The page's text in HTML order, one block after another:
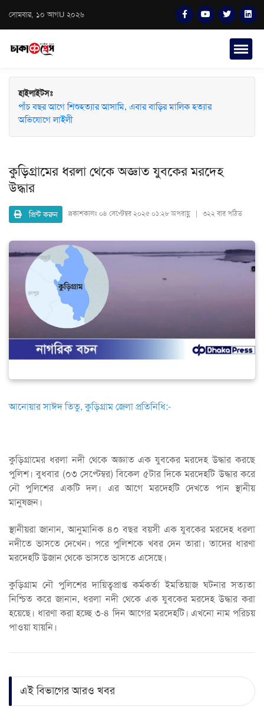
সোমবার, ১০ আগU ২০২৬
হাইলাইটসঃ
পাঁচ বছর আগে শিশুহত্যার আসামি, এবার বাড়ির মালিক হত্যার
অভিযোগে লাইলী
কুড়িগ্রামের ধরলা থেকে অজ্ঞাত যুবকের মরদেহ
উদ্ধার
প্রিন্ট করুন প্রকাশকালঃ ০৪ সেপ্টেম্বর ২০২৫ ০১:২৮ অপরাহ্ণ | ৩২২ বার পঠিত
আনোয়ার সাঈদ তিতু, কুড়িগ্রাম জেলা প্রতিনিধি:-
কুড়িগ্রামের ধরলা নদী থেকে অজ্ঞাত এক যুবকের মরদেহ উদ্ধার করছে
পুলিশ। বুধবার (০৩ সেপ্টেম্বর) বিকেল ৫টার দিকে মরদেহটি উদ্ধার করে
নৌ পুলিশের একটি দল। এর আগে মরদেহটি দেখতে পান স্থানীয়
মানুষজন।
স্থানীয়রা জানান, আনুমানিক ৪০ বছর বয়সী এক যুবকের মরদেহ ধরলা
নদীতে ভাসতে দেখেন। পরে পুলিশকে খবর দেন তারা। তাদের ধারণা
মরদেহটি উজান থেকে ভাসতে ভাসতে এসেছে।
কুড়িগ্রাম নৌ পুলিশের দায়িত্বপ্রাপ্ত কর্মকর্তা ইমতিয়াজ ঘটনার সত্যতা
নিশ্চিত করে জানান, ধরলা নদী থেকে এক যুবকের মরদেহ উদ্ধার করা
হয়েছে। ধারণা করা হচ্ছে ৩-৪ দিন আগের মরদেহটি। এখনো নাম পরিচয়
পাওয়া যায়নি।
এই বিভাগের আরও খবর